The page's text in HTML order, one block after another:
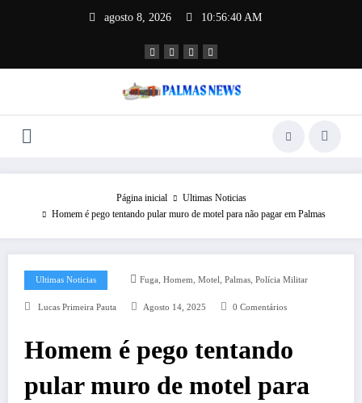
agosto 8, 2026 10:56:40 AM
Página inicial
Ultimas Noticias
Homem é pego tentando pular muro de motel para não pagar em Palmas
Ultimas Noticias Fuga, Homem, Motel, Palmas, Polícia Militar
Lucas Primeira Pauta Agosto 14, 2025 0 Comentários
Homem é pego tentando
pular muro de motel para